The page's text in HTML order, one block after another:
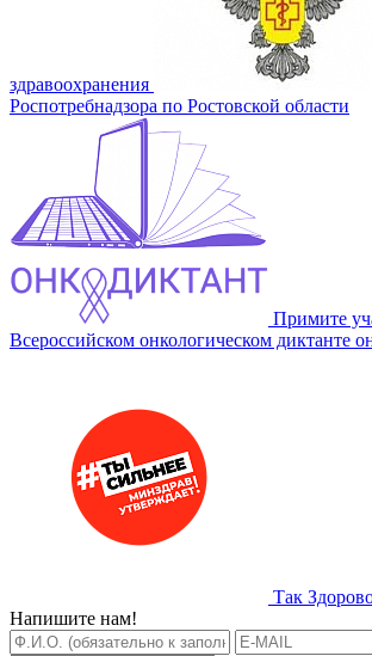
здравоохранения
Роспотребнадзора по Ростовской области
Примите
Всероссийском онкологическом диктанте
Так
Напишите нам!